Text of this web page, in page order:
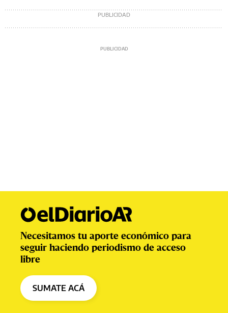
Necesitamos tu aporte económico para
seguir haciendo periodismo de acceso
libre
SUMATE ACÁ